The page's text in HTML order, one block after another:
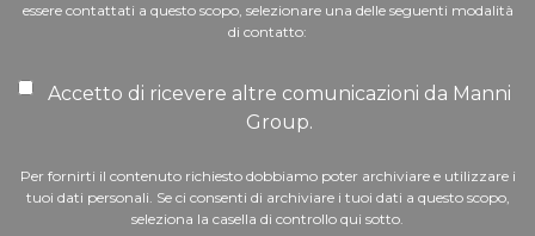
essere contattati a questo scopo, selezionare una delle seguenti modalità
di contatto:
Accetto di ricevere altre comunicazioni da Manni
Group.
Per fornirti il contenuto richiesto dobbiamo poter archiviare e utilizzare i
tuoi dati personali. Se ci consenti di archiviare i tuoi dati a questo scopo,
seleziona la casella di controllo qui sotto.